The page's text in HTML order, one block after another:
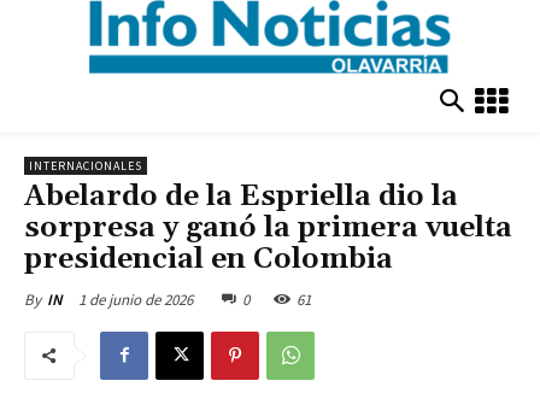
INTERNACIONALES
Abelardo de la Espriella dio la
sorpresa y ganó la primera vuelta
presidencial en Colombia
By IN 1 de junio de 2026 0 61